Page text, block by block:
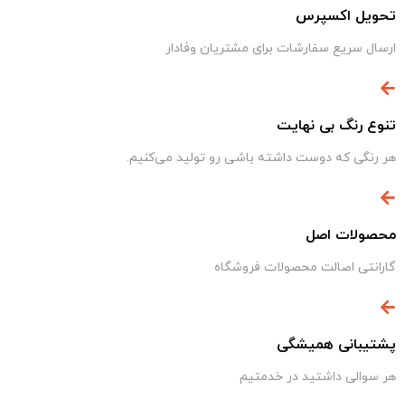
تحویل اکسپرس
ارسال سریع سفارشات برای مشتریان وفادار
تنوع رنگ بی نهایت
هر رنگی که دوست داشته باشی رو تولید می‌کنیم.
محصولات اصل
گارانتی اصالت محصولات فروشگاه
پشتیبانی همیشگی
هر سوالی داشتید در خدمتیم